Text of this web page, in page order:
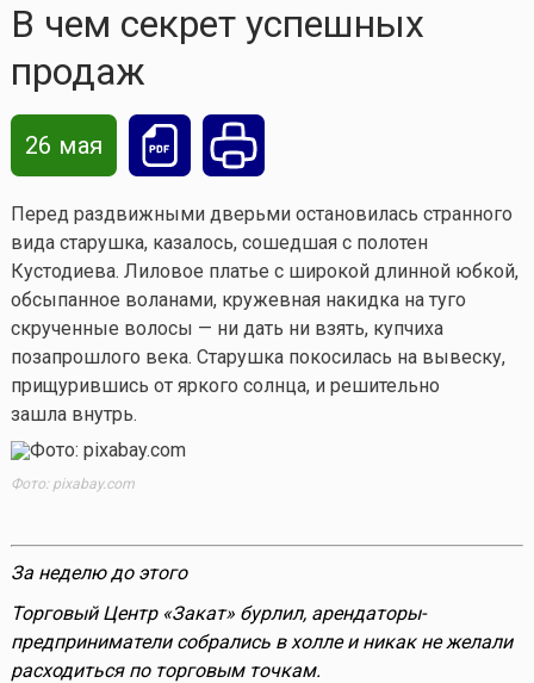
В чем секрет успешных
продаж
26 мая
Перед раздвижными дверьми остановилась странного
вида старушка, казалось, сошедшая с полотен
Кустодиева. Лиловое платье с широкой длинной юбкой,
обсыпанное воланами, кружевная накидка на туго
скрученные волосы — ни дать ни взять, купчиха
позапрошлого века. Старушка покосилась на вывеску,
прищурившись от яркого солнца, и решительно
зашла внутрь.
Фото: pixabay.com
За неделю до этого
Торговый Центр «Закат» бурлил, арендаторы-
предприниматели собрались в холле и никак не желали
расходиться по торговым точкам.